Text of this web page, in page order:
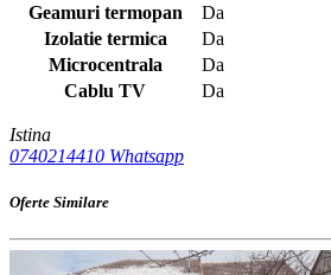
Geamuri termopan
Da
Izolatie termica
Da
Microcentrala
Da
Cablu TV
Da
Istina
0740214410 Whatsapp
Oferte Similare